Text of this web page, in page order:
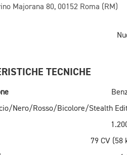
Majorana 80, 00152 Roma (RM)
TECNICHE
Nero/Rosso/Bicolore/Stealth
79 CV (58